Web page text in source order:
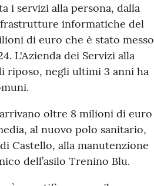
i servizi alla persona, dalla
informatiche del
di euro che è stato messo
L'Azienda dei Servizi alla
riposo, negli ultimi 3 anni ha
oltre 8 milioni di euro
al nuovo polo sanitario,
Castello, alla manutenzione
dell’asilo Trenino Blu.